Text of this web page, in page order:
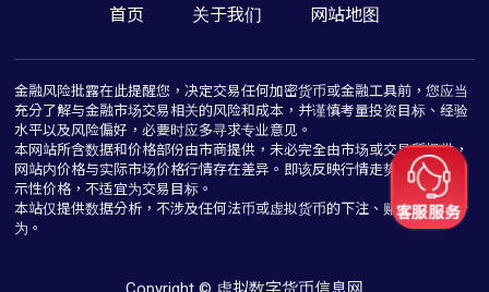
首页 关于我们 网站地图
金融风险批露在此提醒您，决定交易任何加密货币或金融工具前，您应当
充分了解与金融市场交易相关的风险和成本，并谨慎考量投资目标、经验
水平以及风险偏好，必要时应多寻求专业意见。
本网站所含数据和价格部份由市商提供，未必完全由市场或交易所提供，
网站内价格与实际市场价格行情存在差异。即该反映行情走势价格仅为指
示性价格，不适宜为交易目标。
本站仅提供数据分析，不涉及任何法币或虚拟货币的下注、赌博与推介行
为。